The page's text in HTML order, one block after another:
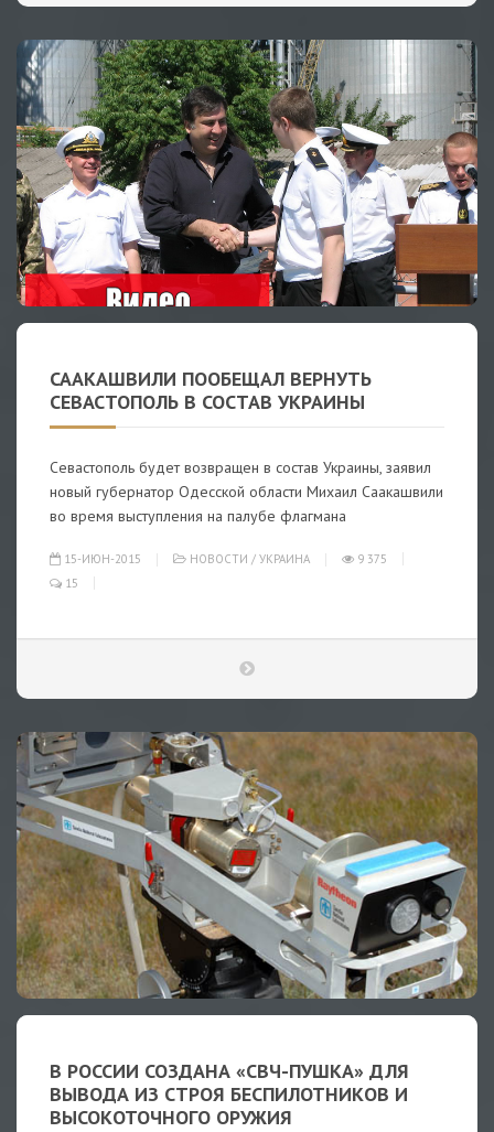
СААКАШВИЛИ ПООБЕЩАЛ ВЕРНУТЬ
СЕВАСТОПОЛЬ В СОСТАВ УКРАИНЫ
Севастополь будет возвращен в состав Украины, заявил
новый губернатор Одесской области Михаил Саакашвили
во время выступления на палубе флагмана
15-ИЮН-2015 НОВОСТИ / УКРАИНА
9 375
15
В РОССИИ СОЗДАНА «СВЧ-ПУШКА» ДЛЯ
ВЫВОДА ИЗ СТРОЯ БЕСПИЛОТНИКОВ И
ВЫСОКОТОЧНОГО ОРУЖИЯ